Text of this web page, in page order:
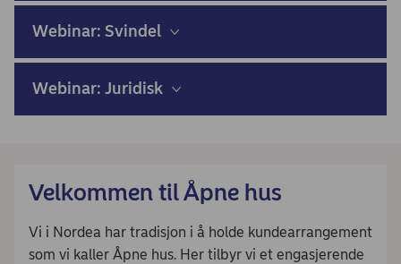
Webinar: Svindel
Webinar: Juridisk
Velkommen til Åpne hus
Vi i Nordea har tradisjon i å holde kundearrangement
som vi kaller Åpne hus. Her tilbyr vi et engasjerende